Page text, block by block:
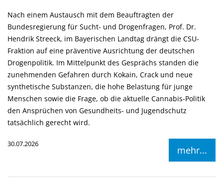
Nach einem Austausch mit dem Beauftragten der
Bundesregierung für Sucht- und Drogenfragen, Prof. Dr.
Hendrik Streeck, im Bayerischen Landtag drängt die CSU-
Fraktion auf eine präventive Ausrichtung der deutschen
Drogenpolitik. Im Mittelpunkt des Gesprächs standen die
zunehmenden Gefahren durch Kokain, Crack und neue
synthetische Substanzen, die hohe Belastung für junge
Menschen sowie die Frage, ob die aktuelle Cannabis-Politik
den Ansprüchen von Gesundheits- und Jugendschutz
tatsächlich gerecht wird.
30.07.2026
mehr...